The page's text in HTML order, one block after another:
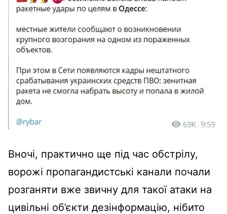
Вночі, практично ще під час обстрілу,
ворожі пропагандистські канали почали
розганяти вже звичну для такої атаки на
цивільні об’єкти дезінформацію, нібито